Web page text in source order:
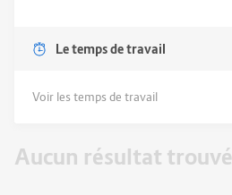
Le temps de travail
Voir les temps de travail
Aucun résultat trouvé